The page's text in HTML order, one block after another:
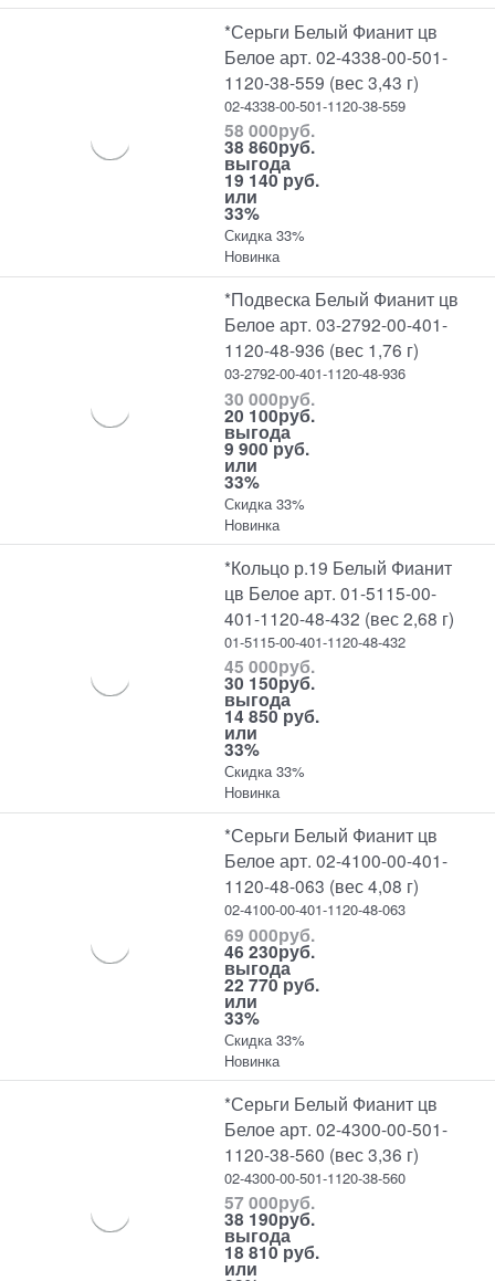
*Серьги Белый Фианит цв
Белое арт. 02-4338-00-501-
1120-38-559 (вес 3,43 г)
02-4338-00-501-1120-38-559
58 000руб.
38 860руб.
выгода
19 140 руб.
или
33%
Скидка 33%
Новинка
*Подвеска Белый Фианит цв
Белое арт. 03-2792-00-401-
1120-48-936 (вес 1,76 г)
03-2792-00-401-1120-48-936
30 000руб.
20 100руб.
выгода
9 900 руб.
или
33%
Скидка 33%
Новинка
*Кольцо р.19 Белый Фианит
цв Белое арт. 01-5115-00-
401-1120-48-432 (вес 2,68 г)
01-5115-00-401-1120-48-432
45 000руб.
30 150руб.
выгода
14 850 руб.
или
33%
Скидка 33%
Новинка
*Серьги Белый Фианит цв
Белое арт. 02-4100-00-401-
1120-48-063 (вес 4,08 г)
02-4100-00-401-1120-48-063
69 000руб.
46 230руб.
выгода
22 770 руб.
или
33%
Скидка 33%
Новинка
*Серьги Белый Фианит цв
Белое арт. 02-4300-00-501-
1120-38-560 (вес 3,36 г)
02-4300-00-501-1120-38-560
57 000руб.
38 190руб.
выгода
18 810 руб.
или